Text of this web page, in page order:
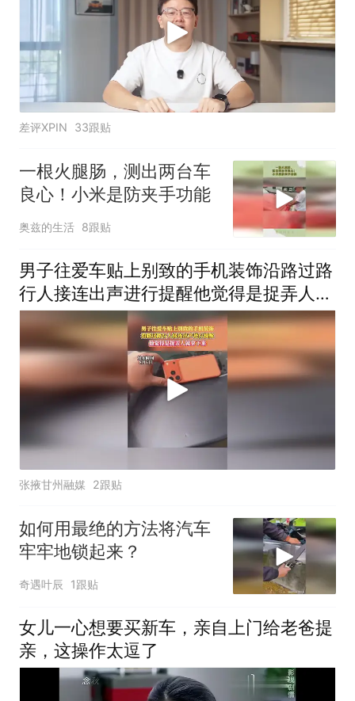
差评XPIN 33跟贴
一根火腿肠，测出两台车
良心！小米是防夹手功能
奥兹的生活 8跟贴
男子往爱车贴上别致的手机装饰沿路过路
行人接连出声进行提醒他觉得是捉弄人就
拿下来
张掖甘州融媒 2跟贴
如何用最绝的方法将汽车
牢牢地锁起来？
奇遇叶辰 1跟贴
女儿一心想要买新车，亲自上门给老爸提
亲，这操作太逗了